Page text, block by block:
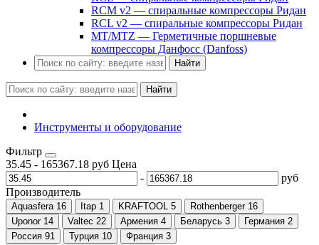
RCM v2 — спиральные компрессоры Ридан
RCL v2 — спиральные компрессоры Ридан
MT/MTZ — Герметичные поршневые
компрессоры Данфосс (Danfoss)
Найти
Найти
Инструменты и оборудование
Фильтр
35.45 - 165367.18 руб Цена
-
руб
Производитель
Aquasfera 16 Itap 1 KRAFTOOL 5 Rothenberger 16
Uponor 14 Valtec 22 Армения 4 Беларусь 3 Германия 2
Россия 91 Турция 10 Франция 3